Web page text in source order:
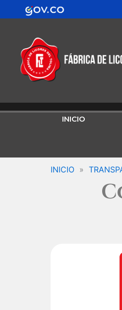
contenido
al
INICIO
INICIO »